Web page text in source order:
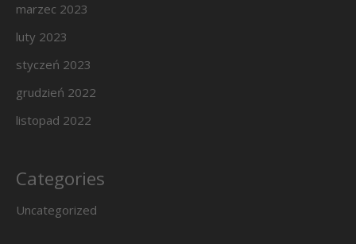
marzec 2023
luty 2023
styczeń 2023
grudzień 2022
listopad 2022
Categories
Uncategorized